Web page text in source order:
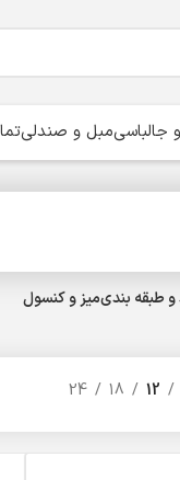
جالباسیمبل و صندلی
طبقه بندیمیز و کنسول
12
18
24